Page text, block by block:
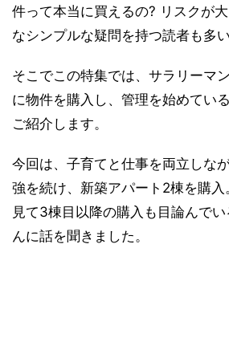
件って本当に買えるの? リスクが
なシンプルな疑問を持つ読者も多
そこでこの特集では、サラリーマ
に物件を購入し、管理を始めてい
ご紹介します。
今回は、子育てと仕事を両立しな
強を続け、新築アパート2棟を購
見て3棟目以降の購入も目論んで
んに話を聞きました。